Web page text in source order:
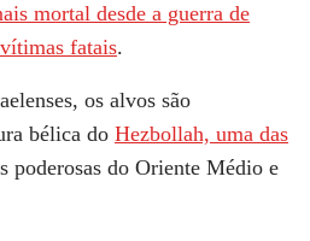
mortal desde a guerra de
fatais.
os alvos são
bélica do Hezbollah, uma das
poderosas do Oriente Médio e